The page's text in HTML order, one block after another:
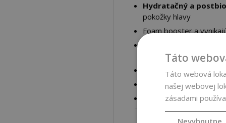
Hydratačný a
pokožky hlavy
Foam booster a
baby care
Mikrobiome-friendly
Vysoká
Bez sulfátov, bez
Táto
Táto webová
našej webovej
zásadami
Nevyhnutne